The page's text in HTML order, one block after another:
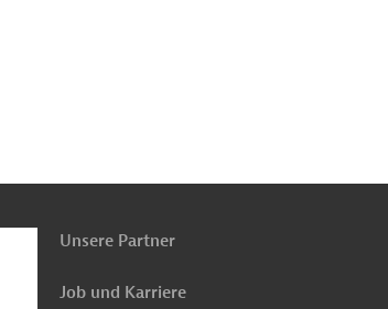
oben
Unsere Partner
Job und Karriere